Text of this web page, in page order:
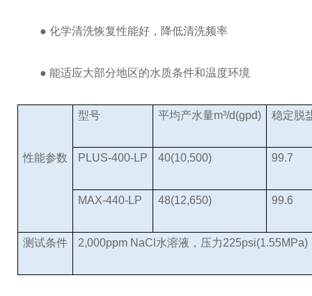
● 化学清洗恢复性能好，降低清洗频率
● 能适应大部分地区的水质条件和温度环境
性能参数
型号 平均产水量m³/d(gpd) 稳定脱
PLUS-400-LP 40(10,500) 99.7
MAX-440-LP 48(12,650) 99.6
测试条件 2,000ppm NaCl水溶液，压力